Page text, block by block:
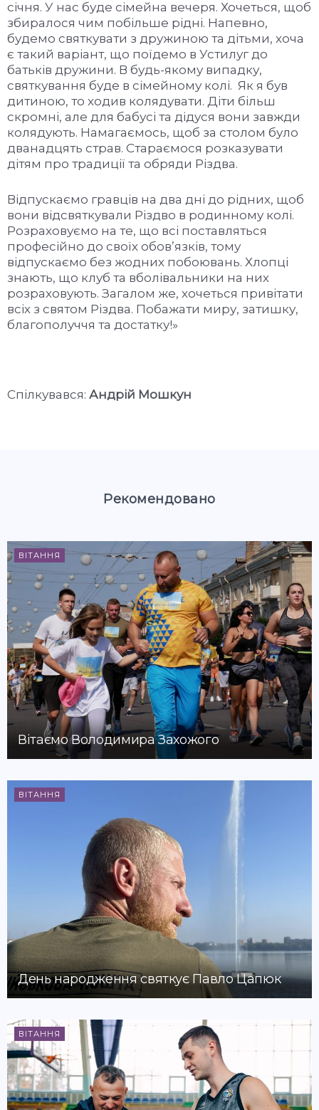
січня. У нас буде сімейна вечеря. Хочеться, щоб
збиралося чим побільше рідні. Напевно,
будемо святкувати з дружиною та дітьми, хоча
є такий варіант, що поїдемо в Устилуг до
батьків дружини. В будь-якому випадку,
святкування буде в сімейному колі. Як я був
дитиною, то ходив колядувати. Діти більш
скромні, але для бабусі та дідуся вони завжди
колядують. Намагаємось, щоб за столом було
дванадцять страв. Стараємося розказувати
дітям про традиції та обряди Різдва.
Відпускаємо гравців на два дні до рідних, щоб
вони відсвяткували Різдво в родинному колі.
Розраховуємо на те, що всі поставляться
професійно до своїх обов’язків, тому
відпускаємо без жодних побоювань. Хлопці
знають, що клуб та вболівальники на них
розраховують. Загалом же, хочеться привітати
всіх з святом Різдва. Побажати миру, затишку,
благополуччя та достатку!»
Спілкувався: Андрій Мошкун
Рекомендовано
ВІТАННЯ
Вітаємо Володимира Захожого
ВІТАННЯ
День народження святкує Павло Цапюк
ВІТАННЯ